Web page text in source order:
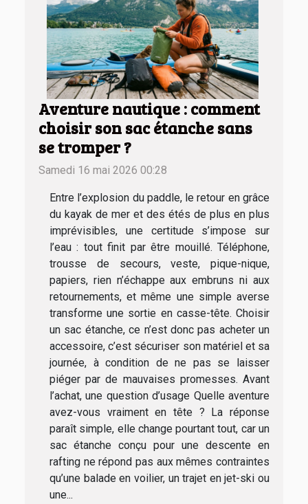
Aventure nautique : comment
choisir son sac étanche sans
se tromper ?
Samedi 16 mai 2026 00:28
Entre l’explosion du paddle, le retour en grâce
du kayak de mer et des étés de plus en plus
imprévisibles, une certitude s’impose sur
l’eau : tout finit par être mouillé. Téléphone,
trousse de secours, veste, pique-nique,
papiers, rien n’échappe aux embruns ni aux
retournements, et même une simple averse
transforme une sortie en casse-tête. Choisir
un sac étanche, ce n’est donc pas acheter un
accessoire, c’est sécuriser son matériel et sa
journée, à condition de ne pas se laisser
piéger par de mauvaises promesses. Avant
l’achat, une question d’usage Quelle aventure
avez-vous vraiment en tête ? La réponse
paraît simple, elle change pourtant tout, car un
sac étanche conçu pour une descente en
rafting ne répond pas aux mêmes contraintes
qu’une balade en voilier, un trajet en jet-ski ou
une...